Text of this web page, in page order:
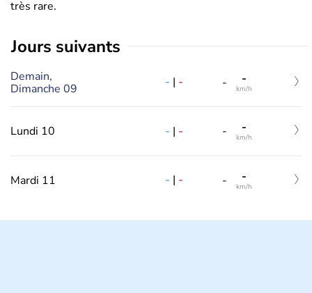
très rare.
jours suivants
Demain,
Dimanche 09
- | - - -
km/h
Lundi 10 - | - - -
km/h
Mardi 11 - | - - -
km/h